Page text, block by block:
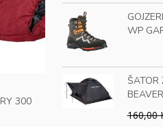
300
WP
ŠATOR
160,00